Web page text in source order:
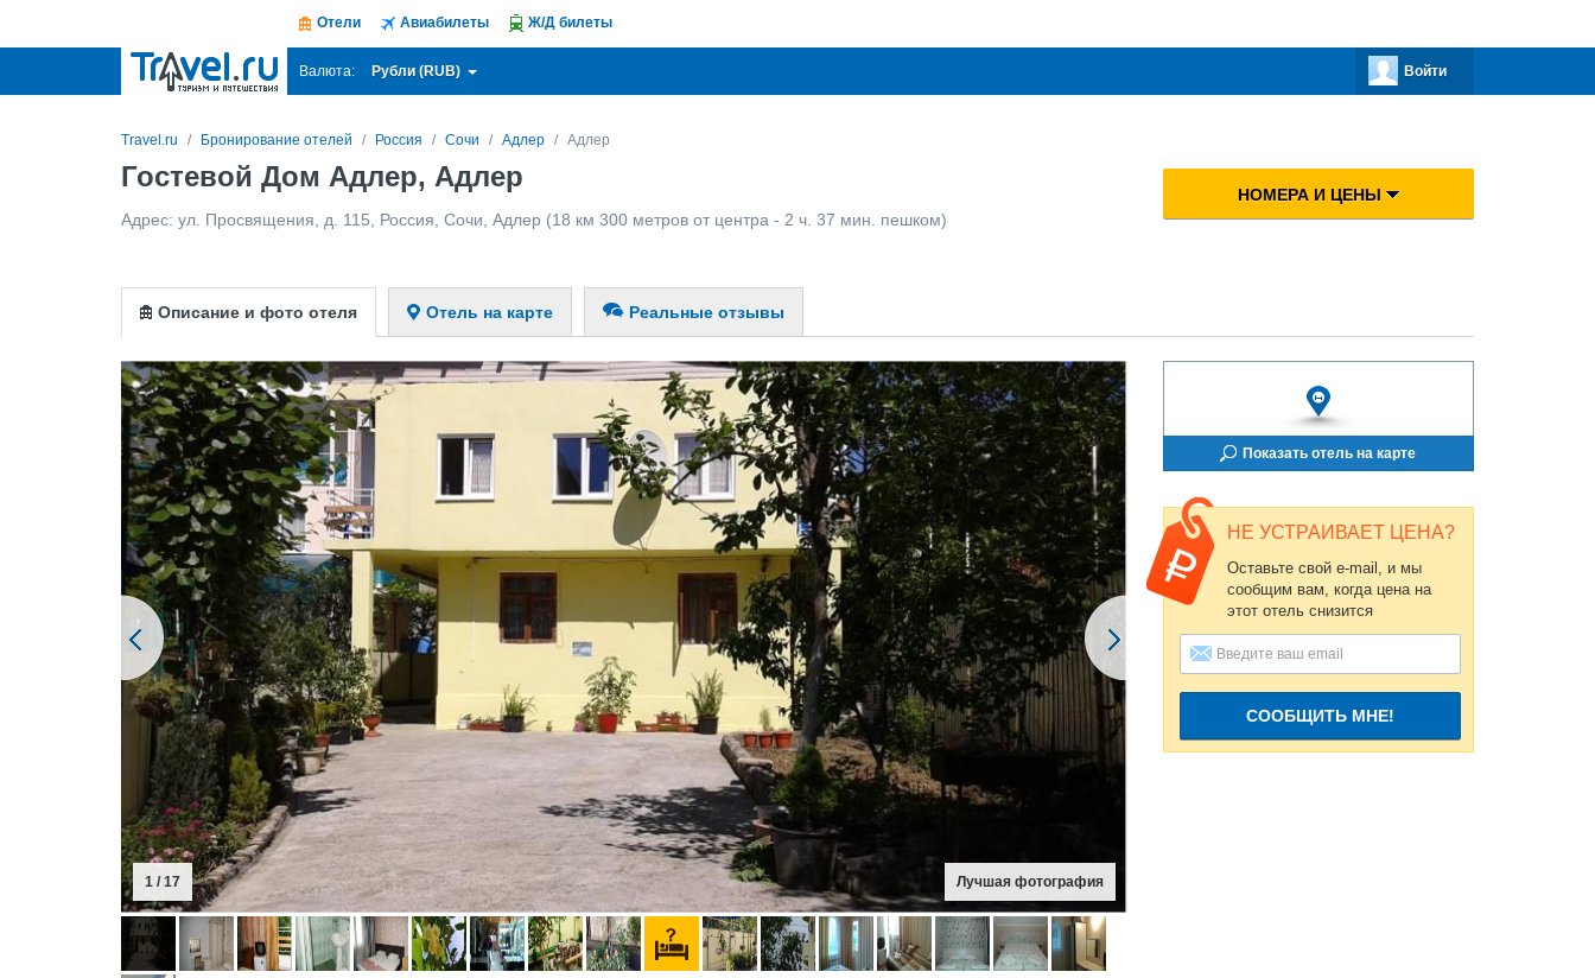
Отели Авиабилеты Ж/Д билеты
Валюта: Рубли (RUB) Войти
Travel.ru Бронирование отелей Россия Сочи Адлер Адлер
Гостевой Дом Адлер, Адлер
Адрес: ул. Просвящения, д. 115 Россия Сочи Адлер (18 км 300 метров от центра - 2 ч. 37 мин. пешком)
НОМЕРА И ЦЕНЫ
Описание и фото отеля Отель на карте Реальные отзывы
1 / 17 Лучшая фотография
Показать отель на карте
НЕ УСТРАИВАЕТ ЦЕНА?
Оставьте свой e-mail, и мы
сообщим вам, когда цена на
этот отель снизится
СООБЩИТЬ МНЕ!